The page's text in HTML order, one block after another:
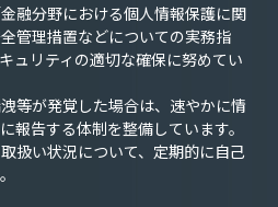
融分野における個人情報保護に関
管理措置などについての実務指
ュリティの適切な確保に努めてい
等が発覚した場合は、速やかに情
報告する体制を整備しています。
扱い状況について、定期的に自己